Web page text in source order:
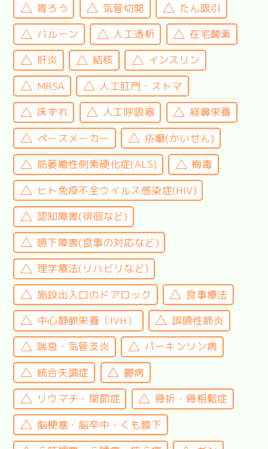
胃ろう 気管切開
たん吸引
バルーン
人工透析
在宅酸素
肝炎
結核
インスリン
MRSA
人工肛門・ストマ
床ずれ
人工呼吸器
経鼻栄養
ペースメーカー
疥癬(かいせん)
筋萎縮性側索硬化症(ALS)
梅毒
ヒト免疫不全ウイルス感染症(HIV)
認知障害(徘徊など)
嚥下障害(食事の対応など)
理学療法(リハビリなど)
施設出入口のドアロック
食事療法
中心静脈栄養（IVH）
誤嚥性肺炎
喘息・気管支炎
パーキンソン病
統合失調症
鬱病
リウマチ・関節症
骨折・骨粗鬆症
脳梗塞・脳卒中・くも膜下